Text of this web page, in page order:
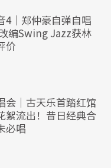
4｜郑仲豪自弹自唱
编Swing Jazz获林
价
会｜古天乐首踏红馆
絮流出！昔日经典合
必唱